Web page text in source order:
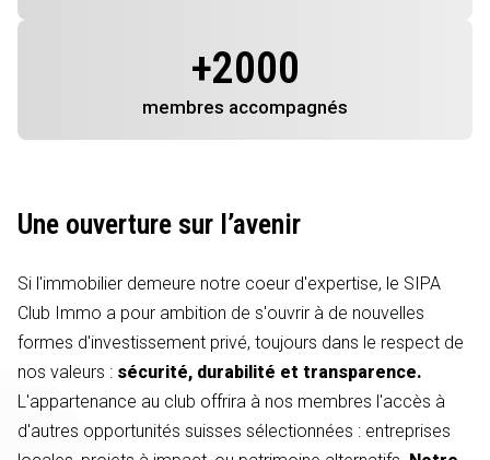
+2000
membres accompagnés
Une ouverture sur l’avenir
Si l'immobilier demeure notre coeur d'expertise, le SIPA
Club Immo a pour ambition de s'ouvrir à de nouvelles
formes d'investissement privé, toujours dans le respect de
nos valeurs : sécurité, durabilité et transparence.
L'appartenance au club offrira à nos membres l'accès à
d'autres opportunités suisses sélectionnées : entreprises